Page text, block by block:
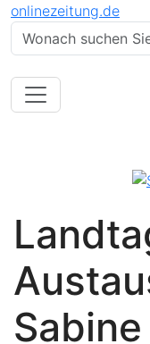
onlinezeitung.de